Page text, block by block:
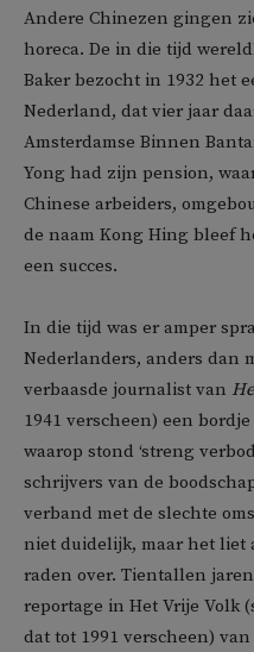
Andere Chinezen gingen
horeca. De in die tijd
Baker bezocht in 1932 het
Nederland, dat vier jaar
Amsterdamse Binnen
Yong had zijn pension,
Chinese arbeiders,
de naam Kong Hing bleef
een succes.
In die tijd was er amper
Nederlanders, anders dan
verbaasde journalist van
1941 verscheen) een
waarop stond ‘streng
schrijvers van de
verband met de slechte
niet duidelijk, maar het liet
raden over. Tientallen
reportage in Het Vrije Volk
dat tot 1991 verscheen)